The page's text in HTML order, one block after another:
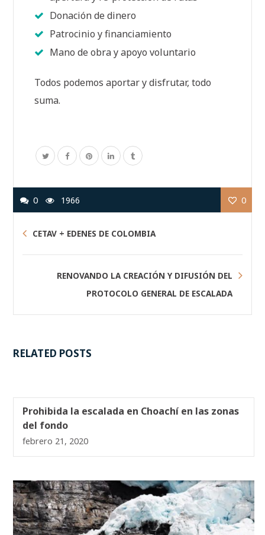
Donación de dinero
Patrocinio y financiamiento
Mano de obra y apoyo voluntario
Todos podemos aportar y disfrutar, todo
suma.
0 1966 0
CETAV + EDENES DE COLOMBIA
RENOVANDO LA CREACIÓN Y DIFUSIÓN DEL
PROTOCOLO GENERAL DE ESCALADA
RELATED POSTS
Prohibida la escalada en Choachí en las zonas
del fondo
febrero 21, 2020